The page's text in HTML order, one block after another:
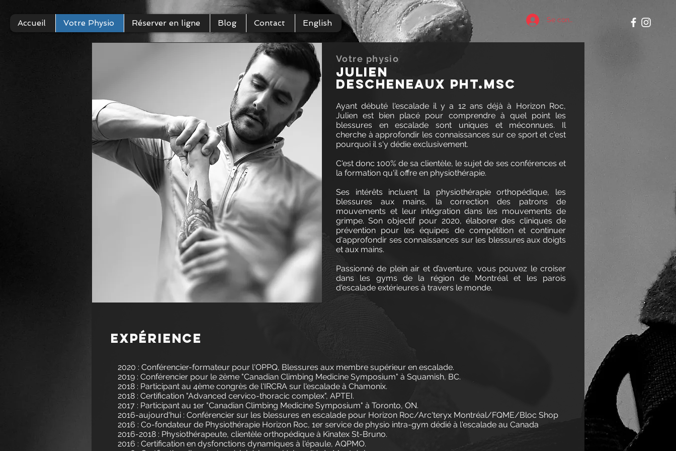
Accueil Votre Physio Réserver en ligne Blog Contact English Se connecter
Votre physio
Julien
Descheneaux PHT.MSC
Ayant débuté l'escalade il y a 12 ans déjà à Horizon Roc,
Julien est bien placé pour comprendre à quel point les
blessures en escalade sont uniques et méconnues. Il
cherche à approfondir les connaissances sur ce sport et c'est
pourquoi il s'y dédie exclusivement.
C'est donc 100% de sa clientèle, le sujet de ses conférences et
la formation qu'il offre en physiothérapie.
Ses intérêts incluent la physiothérapie orthopédique, les
blessures aux mains, la correction des patrons de
mouvements et leur intégration dans les mouvements de
grimpe. Son objectif pour 2020, élaborer des cliniques de
prévention pour les équipes de compétition et continuer
d'approfondir ses connaissances sur les blessures aux doigts
et aux mains.
Passionné de plein air et d’aventure, vous pouvez le croiser
dans les gyms de la région de Montréal et les parois
d'escalade extérieures à travers le monde.
Expérience
2020 : Conférencier-formateur pour l'OPPQ, Blessures aux membre supérieur en escalade.
2019 : Conférencier pour le 2ème "Canadian Climbing Medicine Symposium" à Squamish, BC.
2018 : Participant au 4ème congrès de l'IRCRA sur l'escalade à Chamonix.
2018 : Certification "Advanced cervico-thoracic complex", APTEI.
2017 : Participant au 1er "Canadian Climbing Medicine Symposium" à Toronto, ON.
2016-aujourd'hui : Conférencier sur les blessures en escalade pour Horizon Roc/Arc'teryx Montréal/FQME/Bloc Shop
2016 : Co-fondateur de Physiothérapie Horizon Roc, 1er service de physio intra-gym dédié à l'escalade au Canada
2016-2018 : Physiothérapeute, clientèle orthopédique à Kinatex St-Bruno.
2016 : Certification en dysfonctions dynamiques à l'épaule, AQPMO.